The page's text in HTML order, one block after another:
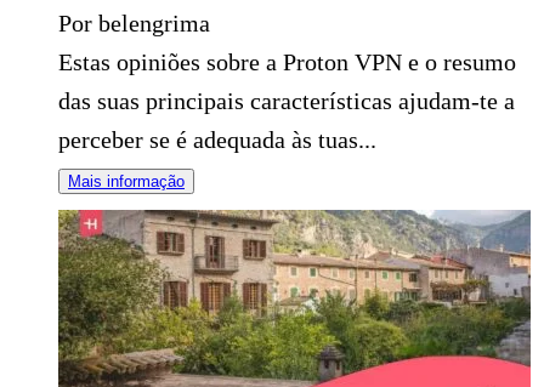
Por belengrima
Estas opiniões sobre a Proton VPN e o resumo
das suas principais características ajudam-te a
perceber se é adequada às tuas...
Mais informação